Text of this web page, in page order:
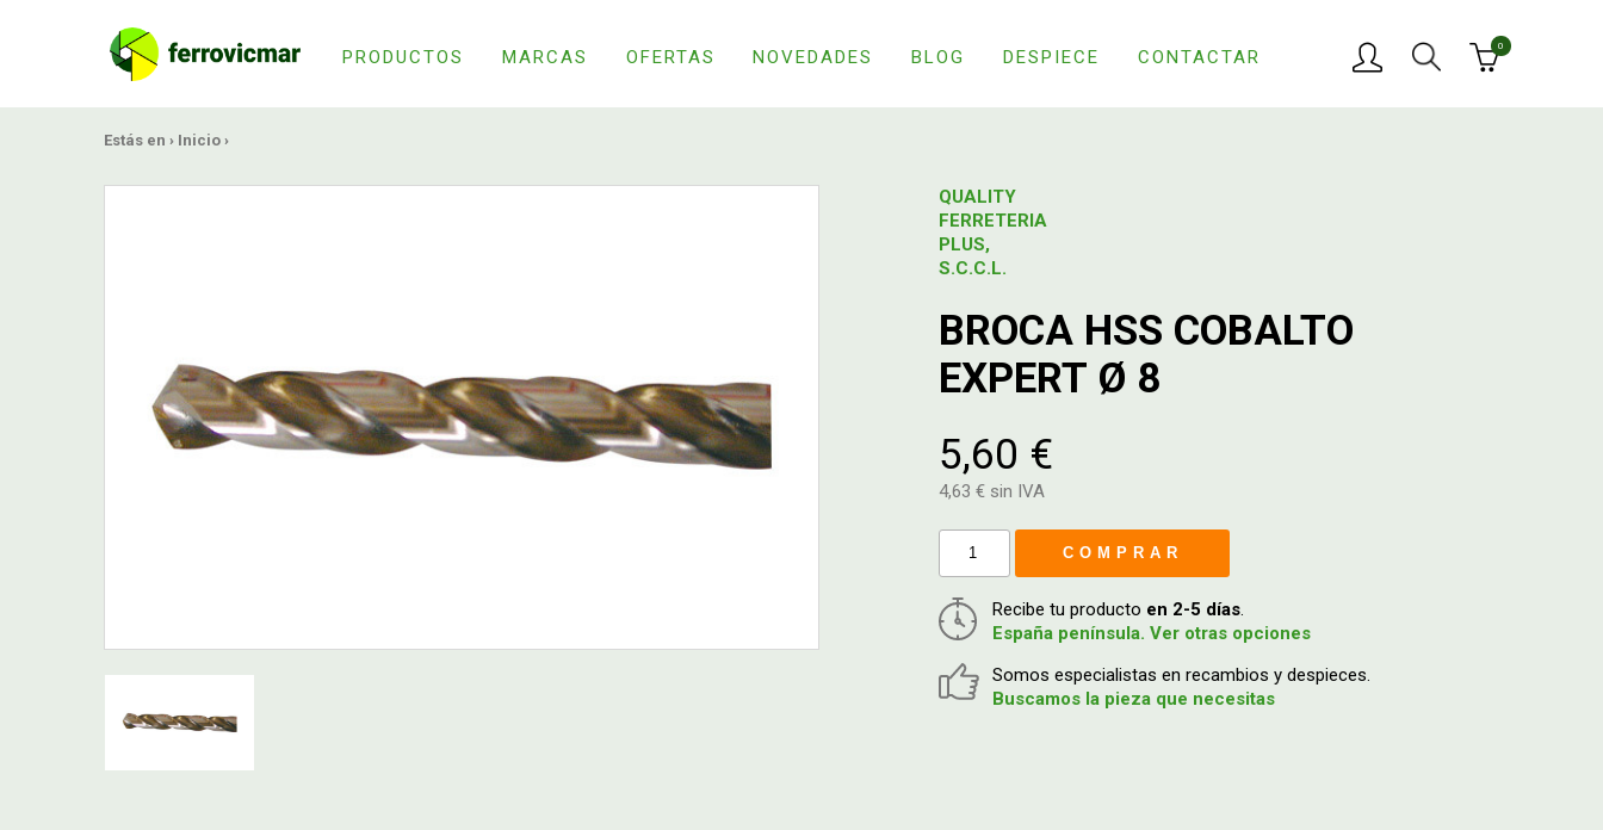
PRODUCTOS MARCAS OFERTAS NOVEDADES BLOG DESPIECE CONTACTAR
0
Estás en › Inicio ›
QUALITY
FERRETERIA
PLUS,
S.C.C.L.
BROCA HSS COBALTO
EXPERT Ø 8
5,60 €
4,63 € sin IVA
COMPRAR
Recibe tu producto en 2-5 días.
España península. Ver otras opciones
Somos especialistas en recambios y despieces.
Buscamos la pieza que necesitas